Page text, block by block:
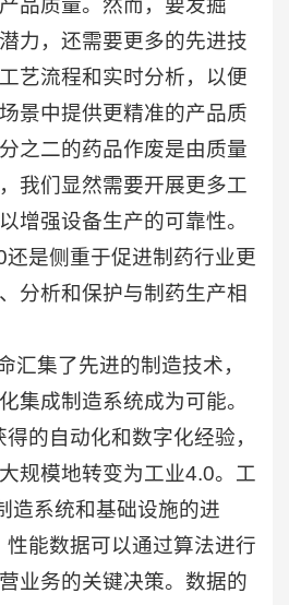
品质量。然而，要发掘
力，还需要更多的先进技
艺流程和实时分析，以便
景中提供更精准的产品质
之二的药品作废是由质量
我们显然需要开展更多工
增强设备生产的可靠性。
是侧重于促进制药行业更
分析和保护与制药生产相
集了先进的制造技术，
集成制造系统成为可能。
的自动化和数字化经验，
规模地转变为工业4.0。工
造系统和基础设施的进
能数据可以通过算法进行
业务的关键决策。数据的